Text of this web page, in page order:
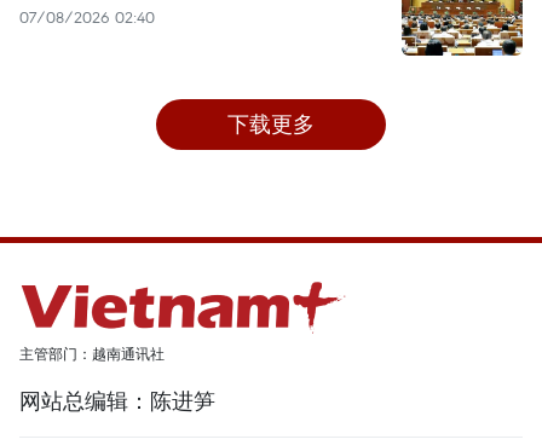
07/08/2026 02:40
下载更多
主管部门：越南通讯社
网站总编辑：陈进笋